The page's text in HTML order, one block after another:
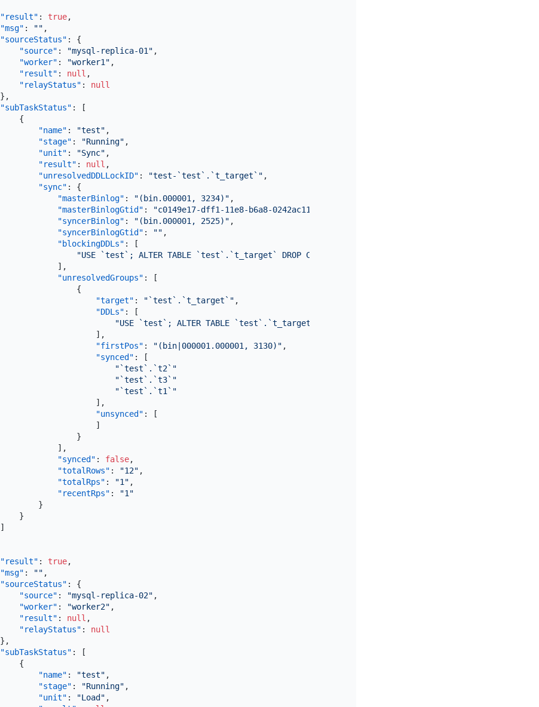
"result" : true,
"msg" : "" ,
"sourceStatus" :
{
"source" : "mysql-replica-01" ,
"worker" : "worker1" ,
"result" : null ,
"relayStatus" :
null
} ,
"subTaskStatus" :
[
{
"name" : "test" ,
"stage" : "Running" ,
"unit" : "Sync" ,
"result" : null ,
"unresolvedDDLLockID" : "test-`test`.`t_target`" ,
"sync" :
{
"masterBinlog" : "(bin.000001, 3234)" ,
"masterBinlogGtid" : "c0149e17-dff1-11e8-b6a8-0242ac110004:1-14"
"syncerBinlog" : "(bin.000001, 2525)" ,
"syncerBinlogGtid" : "" ,
"blockingDDLs" :
[
"USE `test`; ALTER TABLE `test`.`t_target` DROP COLUMN `age`;"
] ,
"unresolvedGroups" :
[
{
"target" : "`test`.`t_target`" ,
"DDLs" :
[
"USE `test`; ALTER TABLE `test`.`t_target` DROP COLUMN `age`;"
] ,
"firstPos" : "(bin|000001.000001, 3130)" ,
"synced" :
[
"`test`.`t2`"
"`test`.`t3`"
"`test`.`t1`"
] ,
"unsynced" :
[
]
}
] ,
"synced" : false,
"totalRows" : "12" ,
"totalRps" : "1" ,
"recentRps" :
"1"
}
}
]
"result" : true,
"msg" : "" ,
"sourceStatus" :
{
"source" : "mysql-replica-02" ,
"worker" : "worker2" ,
"result" : null ,
"relayStatus" :
null
} ,
"subTaskStatus" :
[
{
"name" : "test" ,
"stage" : "Running" ,
"unit" : "Load" ,